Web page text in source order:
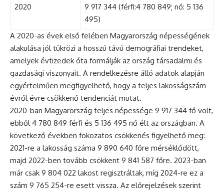
2020
9 917 344 (férfi:4 780 849; nő: 5 136
495)
A 2020-as évek első felében Magyarország népességének
alakulása jól tükrözi a hosszú távú demográfiai trendeket,
amelyek évtizedek óta formálják az ország társadalmi és
gazdasági viszonyait. A rendelkezésre álló adatok alapján
egyértelműen megfigyelhető, hogy a teljes lakosságszám
évről évre csökkenő tendenciát mutat.
2020-ban Magyarország teljes népessége 9 917 344 fő volt,
ebből 4 780 849 férfi és 5 136 495 nő élt az országban. A
következő években fokozatos csökkenés figyelhető meg:
2021-re a lakosság száma 9 890 640 főre mérséklődött,
majd 2022-ben tovább csökkent 9 841 587 főre. 2023-ban
már csak 9 804 022 lakost regisztráltak, míg 2024-re ez a
szám 9 765 254-re esett vissza. Az előrejelzések szerint